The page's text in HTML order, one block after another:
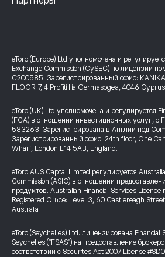
eToro (Europe) Ltd уполномочена и
Exchange Commission (CySEC) по лицензии
C200585. Зарегистрированный офис: KANIKA
FLOOR 7, 4 Profiti Ilia Germasogeia, 4046 Cyprus
eToro (UK) Ltd уполномочена и регулируется
(FCA) в отношении инвестиционных услуг, с
583263. Зарегистрирована в Англии под
Зарегистрированный офис: 24th floor, One
Wharf, London E14 5AB, England.
eToro AUS Capital Limited регулируется
Commission (ASIC) в отношении
продуктов. Australian Financial Services
Registered Office: Level 3, 60 Castlereagh
Australia
eToro (Seychelles) Ltd. лицензирована Financial
Seychelles ("FSAS") на предоставление
соответствии с Securities Act 2007 License